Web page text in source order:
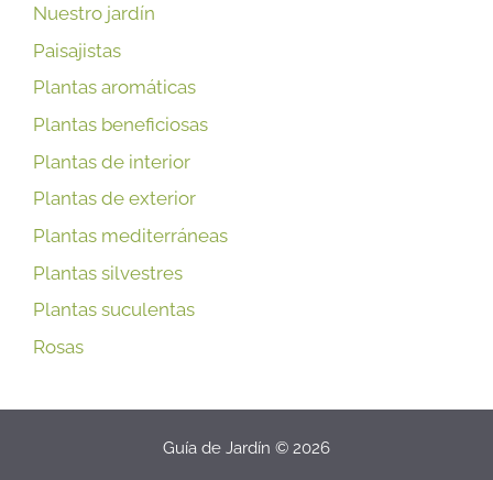
Nuestro jardín
Paisajistas
Plantas aromáticas
Plantas beneficiosas
Plantas de interior
Plantas de exterior
Plantas mediterráneas
Plantas silvestres
Plantas suculentas
Rosas
Guía de Jardín © 2026